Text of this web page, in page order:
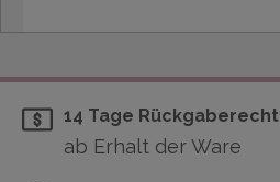
14 Tage Rückgaberecht
ab Erhalt der Ware